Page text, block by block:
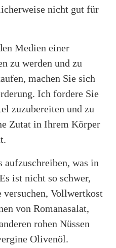
nicht gut für
Medien einer
zu werden und zu
machen Sie sich
Ich fordere Sie
zuzubereiten und zu
Zutat in Ihrem Körper
was in
ist nicht so schwer,
versuchen, Vollwertkost
von Romanasalat,
rohen Nüssen
Olivenöl.